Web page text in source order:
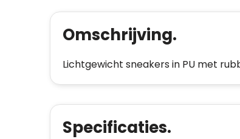
Omschrijving.
Lichtgewicht sneakers in PU met
Specificaties.